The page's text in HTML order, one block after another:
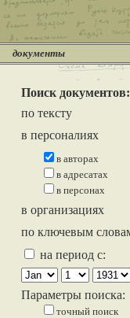
документы
Поиск документов:
по тексту
в персоналиях
в авторах
в адресатах
в персонах
в организациях
по ключевым
на период с:
Параметры поиска:
точный поиск